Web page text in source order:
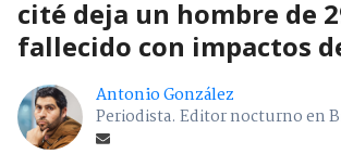
cité deja un hombre de
fallecido con impactos
Antonio González
Periodista. Editor nocturno en